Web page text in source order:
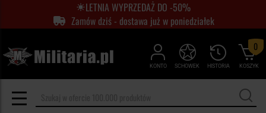
LETNIA WYPRZEDAŻ DO -50%
Zamów dziś - dostawa już w poniedziałek
KONTO HISTORIA
SCHOWEK KOSZYK
0